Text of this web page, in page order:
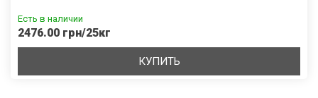
Есть в наличии
2476.00 грн/25кг
КУПИТЬ